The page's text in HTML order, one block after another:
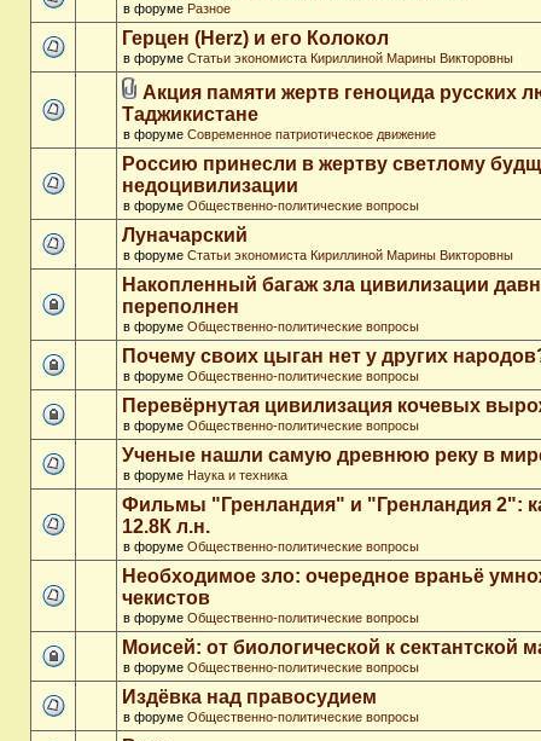
в форуме Разное
Герцен (Herz) и его Колокол
в форуме Статьи экономиста Кириллиной Марины Викторовны
Акция памяти жертв геноцида русских
Таджикистане
в форуме Современное патриотическое движение
Россию принесли в жертву светлому
недоцивилизации
в форуме Общественно-политические вопросы
Луначарский
в форуме Статьи экономиста Кириллиной Марины Викторовны
Накопленный багаж зла цивилизации
переполнен
в форуме Общественно-политические вопросы
Почему своих цыган нет у других
в форуме Общественно-политические вопросы
Перевёрнутая цивилизация кочевых
в форуме Общественно-политические вопросы
Ученые нашли самую древнюю реку в
в форуме Наука и техника
Фильмы "Гренландия" и "Гренландия 2":
12.8К л.н.
в форуме Общественно-политические вопросы
Необходимое зло: очередное враньё
чекистов
в форуме Общественно-политические вопросы
Моисей: от биологической к сектантской
в форуме Общественно-политические вопросы
Издёвка над правосудием
в форуме Общественно-политические вопросы